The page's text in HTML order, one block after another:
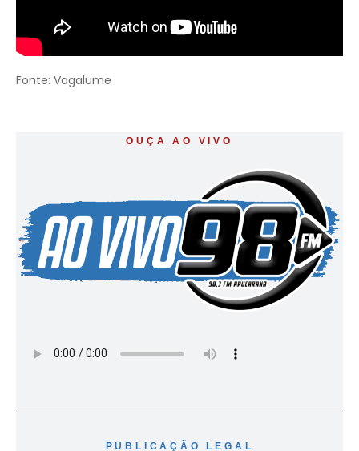
Fonte: Vagalume
OUÇA AO VIVO
PUBLICAÇÃO LEGAL